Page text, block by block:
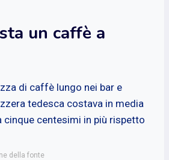
un caffè a
di caffè lungo nei bar e
tedesca costava in media
cinque centesimi in più rispetto
della fonte